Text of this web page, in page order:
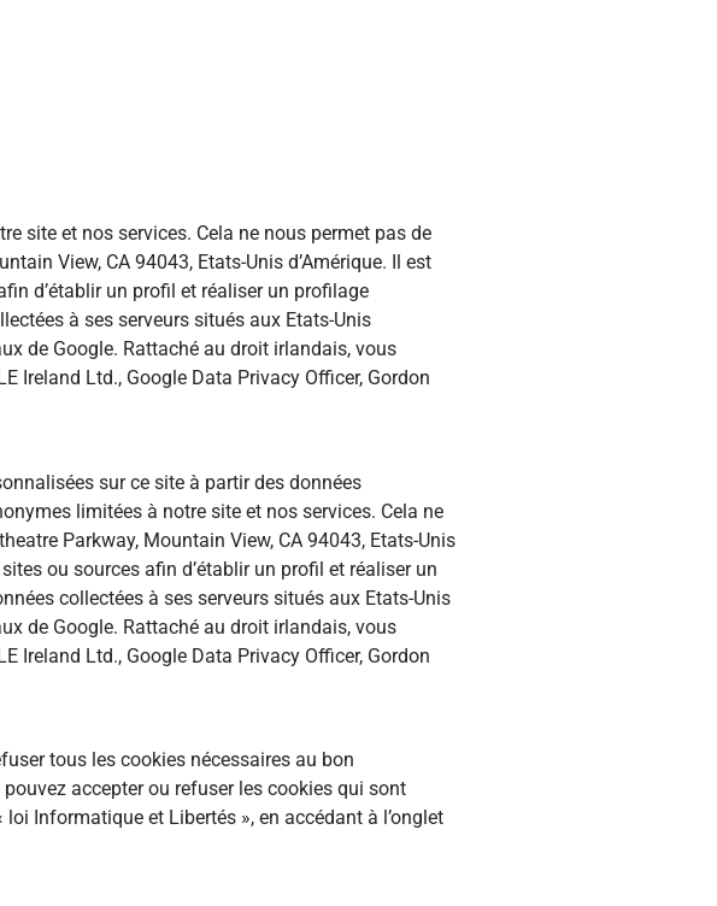
site et nos services. Cela ne nous permet pas de
View, CA 94043, Etats-Unis d’Amérique. Il est
d’établir un profil et réaliser un profilage
à ses serveurs situés aux Etats-Unis
de Google. Rattaché au droit irlandais, vous
Ireland Ltd., Google Data Privacy Officer, Gordon
sur ce site à partir des données
limitées à notre site et nos services. Cela ne
Parkway, Mountain View, CA 94043, Etats-Unis
ou sources afin d’établir un profil et réaliser un
collectées à ses serveurs situés aux Etats-Unis
de Google. Rattaché au droit irlandais, vous
Ireland Ltd., Google Data Privacy Officer, Gordon
tous les cookies nécessaires au bon
accepter ou refuser les cookies qui sont
Informatique et Libertés », en accédant à l’onglet